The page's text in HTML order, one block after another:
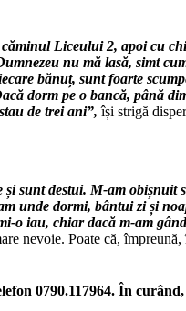
Liceului 2, apoi cu
nu mă lasă, simt
bănuț, sunt foarte
dorm pe o bancă, până
de trei ani”, își strigă
sunt destui. M-am obișnuit
unde dormi, bântui zi și
o iau, chiar dacă m-am
nevoie. Poate că,
0790.117964. În curând,